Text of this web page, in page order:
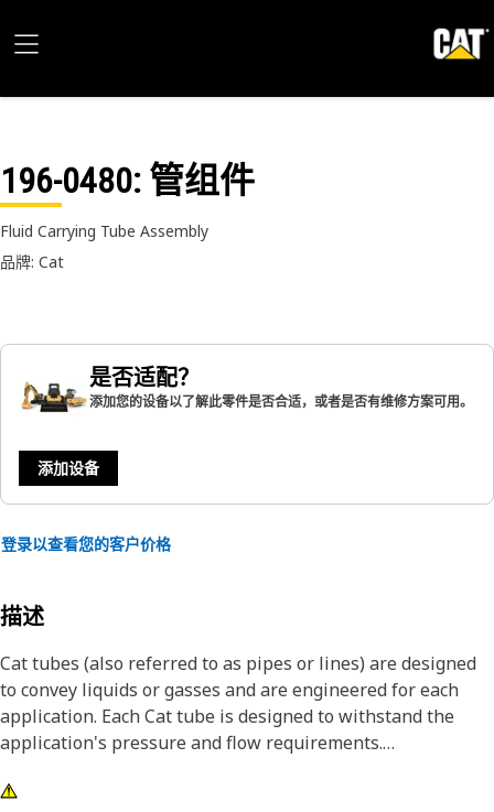
196-0480: 管组件
Fluid Carrying Tube Assembly
品牌: Cat
是否适配？
添加您的设备以了解此零件是否合适，或者是否有维修方案可用。
添加设备
登录以查看您的客户价格
描述
Cat tubes (also referred to as pipes or lines) are designed
to convey liquids or gasses and are engineered for each
application. Each Cat tube is designed to withstand the
application's pressure and flow requirements.